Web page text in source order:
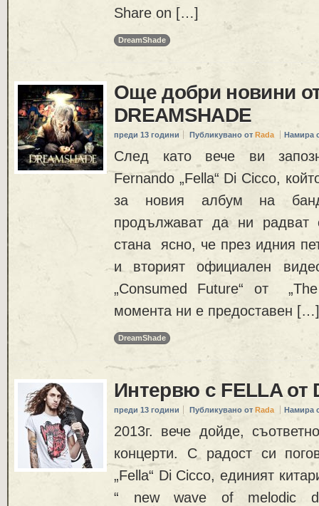
Share on […]
DreamShade
Още добри новини
DREAMSHADE
преди 13 години Публикувано от Rada Намира
След като вече ви
Fernando „Fella“ Di Cicco,
за новия албум на
продължават да ни
стана ясно, че през идния
и вторият официален
„Consumed Future“ от
момента ни е предоставен […]
DreamShade
Интервю с FELLA от
преди 13 години Публикувано от Rada Намира
2013г. вече дойде,
концерти. С радост си
„Fella“ Di Cicco, единият
“ new wave of melodic